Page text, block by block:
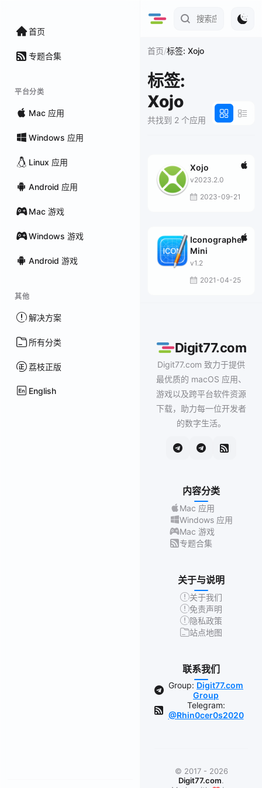
首页
专题合集
平台分类
Mac 应用
Windows 应用
Linux 应用
Android 应用
Mac 游戏
Windows 游戏
Android 游戏
其他
解决方案
所有分类
荔枝正版
English
首页/标签: Xojo
标签:
Xojo
共找到 2 个应用
Xojo
v2023.2.0
2023-09-21
Iconographer
Mini
v1.2
2021-04-25
Digit77.com
Digit77.com 致力于提供
最优质的 macOS 应用、
游戏以及跨平台软件资源
下载，助力每一位开发者
的数字生活。
内容分类
Mac 应用
Windows 应用
Mac 游戏
专题合集
关于与说明
关于我们
免责声明
隐私政策
站点地图
联系我们
Group: Digit77.com
Group
Telegram:
@Rhin0cer0s2020
© 2017 - 2026
Digit77.com.